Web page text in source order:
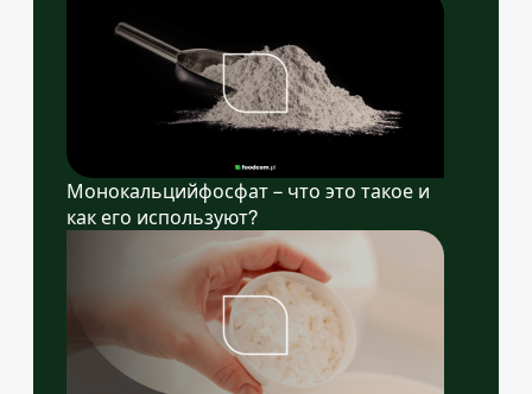
Монокальцийфосфат – что это такое и
как его используют?